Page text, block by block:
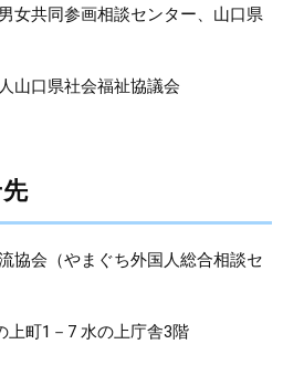
女共同参画相談センター、山口県
山口県社会福祉協議会
会（やまぐち外国人総合相談セ
町1－7 水の上庁舎3階